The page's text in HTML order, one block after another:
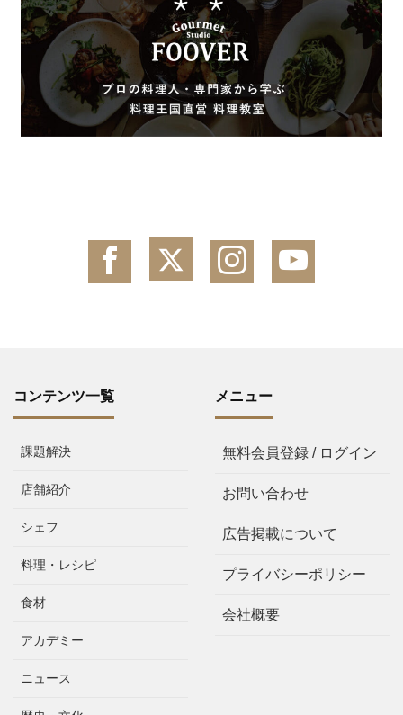
コンテンツ一覧
課題解決
店舗紹介
シェフ
料理・レシピ
食材
アカデミー
ニュース
メニュー
無料会員登録 / ログイン
お問い合わせ
広告掲載について
プライバシーポリシー
会社概要